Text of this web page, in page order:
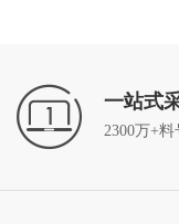
一站式
2300万+